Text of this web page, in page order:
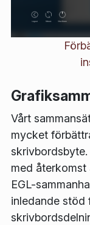
Vårt
mycket
med
EGL-
inledande stöd